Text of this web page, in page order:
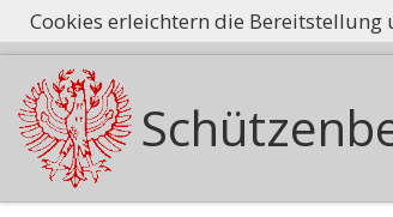
Zum Inhalt springen
Cookies erleichtern die Bereitstellung